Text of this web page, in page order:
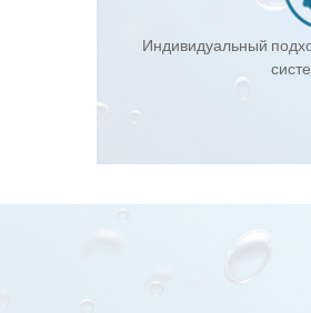
Индивидуальный